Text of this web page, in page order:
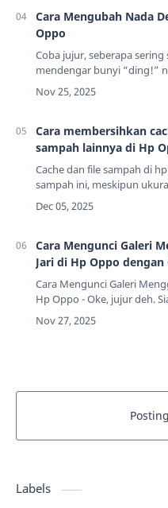
Cara Mengubah Nada
Oppo
Coba jujur, seberapa
mendengar bunyi “ding!”
Kita semua pasti pernah
kayak semua notifikasi dari
Cara membersihkan
sampah lainnya di Hp
Cache dan file sampah di
sampah ini, meskipun
dikumpulkan bisa mencapai
lho! Ketika ruang penyimpanan Anda mulai
Cara Mengunci Galeri
Jari di Hp Oppo
Cara Mengunci Galeri
Hp Oppo - Oke, jujur deh.
pernah mengalami momen
teman kamu, adik ipar
Labels